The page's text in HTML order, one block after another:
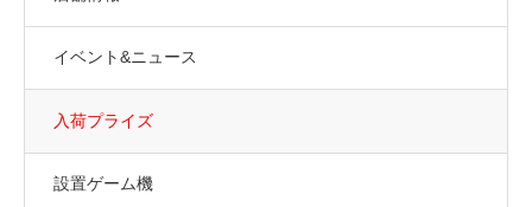
イベント&ニュース
入荷プライズ
設置ゲーム機